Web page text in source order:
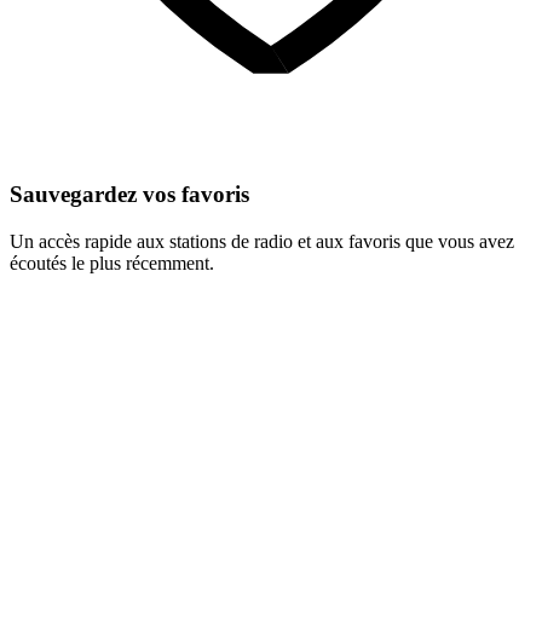
Sauvegardez vos favoris
Un accès rapide aux stations de radio et aux favoris que vous avez
écoutés le plus récemment.